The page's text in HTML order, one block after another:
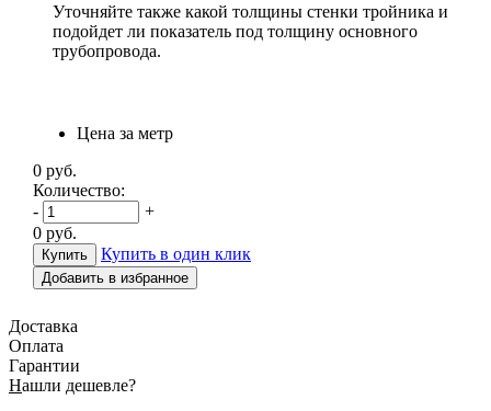
Уточняйте также какой толщины стенки тройника и
подойдет ли показатель под толщину основного
трубопровода.
Цена за метр
0 руб.
Количество:
-
+
0 руб.
Купить в один клик
Добавить в избранное
Доставка
Оплата
Гарантии
Нашли дешевле?